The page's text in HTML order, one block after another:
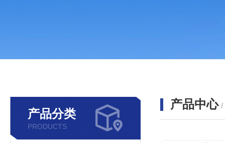
产品分类
PRODUCTS
产品中心 /